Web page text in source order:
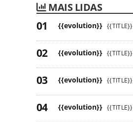
MAIS LIDAS
{{evolution}} {{TITLE}}
{{evolution}} {{TITLE}}
{{evolution}} {{TITLE}}
{{evolution}} {{TITLE}}